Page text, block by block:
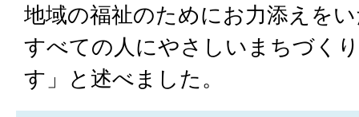
地域の福祉のためにお力添えを
すべての人にやさしいまちづく
す」と述べました。